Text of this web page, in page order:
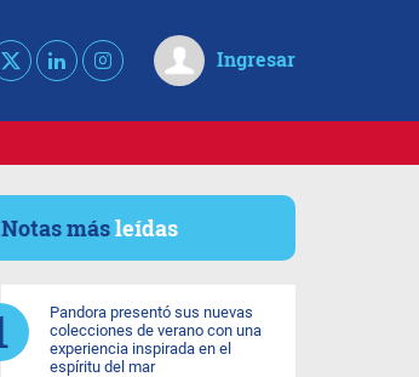
Ingresar
Notas másleídas
Pandora presentó sus nuevas
colecciones de verano con una
experiencia inspirada en el
espíritu del mar